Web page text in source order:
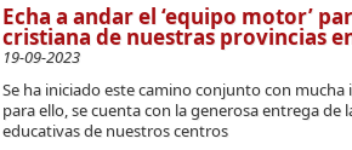
Echa a andar el ‘equipo motor’
cristiana de nuestras provincias
19-09-2023
Se ha iniciado este camino conjunto con mucha
para ello, se cuenta con la generosa entrega de
educativas de nuestros centros